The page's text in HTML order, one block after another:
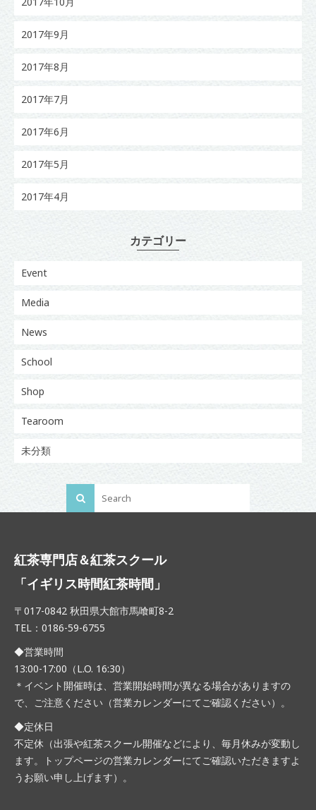
2017年9月
2017年8月
2017年7月
2017年6月
2017年5月
2017年4月
カテゴリー
Event
Media
News
School
Shop
Tearoom
未分類
紅茶専門店＆紅茶スクール
「イギリス時間紅茶時間」
〒017-0842 秋田県大館市馬喰町8-2
TEL：0186-59-6755
◆営業時間
13:00-17:00（L.O. 16:30）
＊イベント開催時は、営業開始時間が異なる場合がありますの
で、ご注意ください（営業カレンダーにてご確認ください）。
◆定休日
不定休（出張や紅茶スクール開催などにより、毎月休みが変動し
ます。トップページの営業カレンダーにてご確認いただきますよ
うお願い申し上げます）。